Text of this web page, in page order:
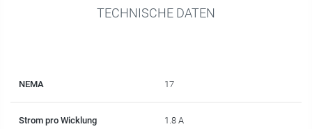
TECHNISCHE DATEN
NEMA 17
Strom pro Wicklung 1.8 A